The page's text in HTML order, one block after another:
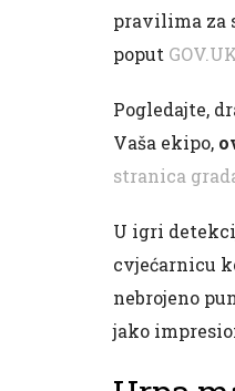
pravilima za
poput GOV.UK
Pogledajte,
Vaša ekipo,
stranica
U igri
cvjećarnicu
nebrojeno
jako